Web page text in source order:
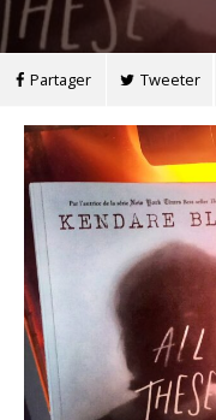
Partager Tweeter